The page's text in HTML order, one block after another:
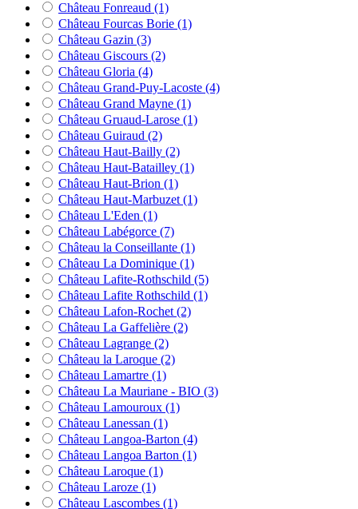
Château Fonreaud (1)
Château Fourcas Borie (1)
Château Gazin (3)
Château Giscours (2)
Château Gloria (4)
Château Grand-Puy-Lacoste (4)
Château Grand Mayne (1)
Château Gruaud-Larose (1)
Château Guiraud (2)
Château Haut-Bailly (2)
Château Haut-Batailley (1)
Château Haut-Brion (1)
Château Haut-Marbuzet (1)
Château L'Eden (1)
Château Labégorce (7)
Château la Conseillante (1)
Château La Dominique (1)
Château Lafite-Rothschild (5)
Château Lafite Rothschild (1)
Château Lafon-Rochet (2)
Château La Gaffelière (2)
Château Lagrange (2)
Château la Laroque (2)
Château Lamartre (1)
Château La Mauriane - BIO (3)
Château Lamouroux (1)
Château Lanessan (1)
Château Langoa-Barton (4)
Château Langoa Barton (1)
Château Laroque (1)
Château Laroze (1)
Château Lascombes (1)